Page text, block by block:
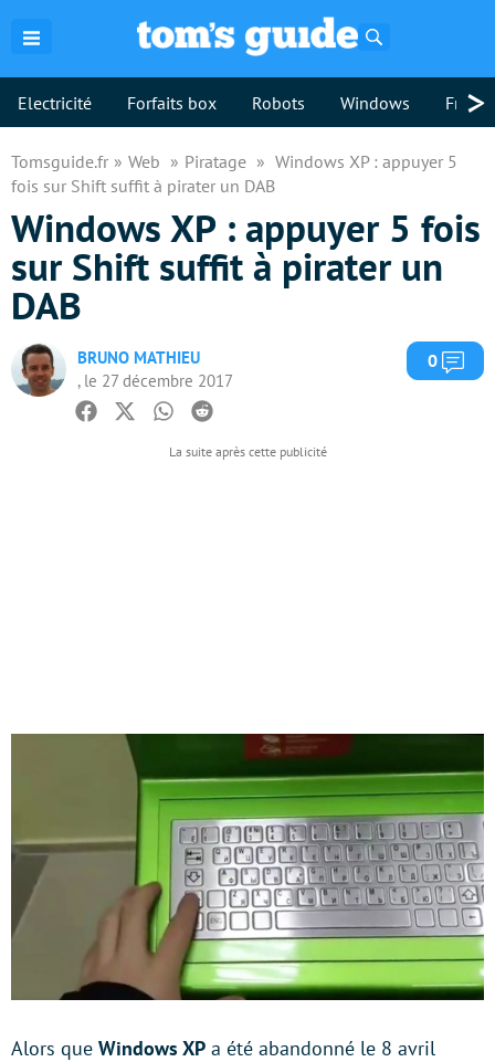
Electricité Forfaits box Robots Windows >
Tomsguide.fr Web Piratage
Windows XP : appuyer 5
fois sur Shift suffit à pirater un DAB
Windows XP : appuyer 5 fois
sur Shift suffit à pirater un
DAB
BRUNO MATHIEU
, le 27 décembre 2017
0
Facebook
TwitterWhatsapp
Reddit
Alors que Windows XP a été abandonné le 8 avril